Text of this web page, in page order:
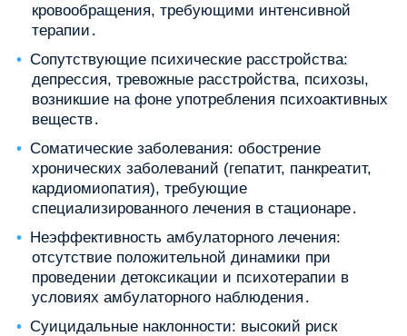
кровообращения, требующими интенсивной
терапии․
Сопутствующие психические расстройства:
депрессия, тревожные расстройства, психозы,
возникшие на фоне употребления психоактивных
веществ․
Соматические заболевания: обострение
хронических заболеваний (гепатит, панкреатит,
кардиомиопатия), требующие
специализированного лечения в стационаре․
Неэффективность амбулаторного лечения:
отсутствие положительной динамики при
проведении детоксикации и психотерапии в
условиях амбулаторного наблюдения․
Суицидальные наклонности: высокий риск